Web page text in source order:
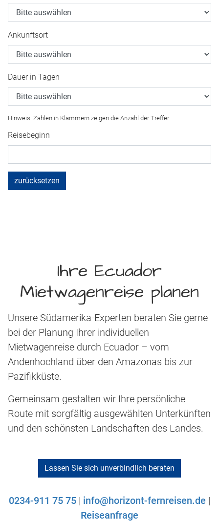
Ankunftsort
Dauer in Tagen
Hinweis: Zahlen in Klammern zeigen die Anzahl der Treffer.
Reisebeginn
zurücksetzen
Ihre Ecuador
Mietwagenreise planen
Unsere Südamerika-Experten beraten Sie gerne
bei der Planung Ihrer individuellen
Mietwagenreise durch Ecuador – vom
Andenhochland über den Amazonas bis zur
Pazifikküste.
Gemeinsam gestalten wir Ihre persönliche
Route mit sorgfältig ausgewählten Unterkünften
und den schönsten Landschaften des Landes.
Lassen Sie sich unverbindlich beraten
0234-911 75 75 | info@horizont-fernreisen.de |
Reiseanfrage